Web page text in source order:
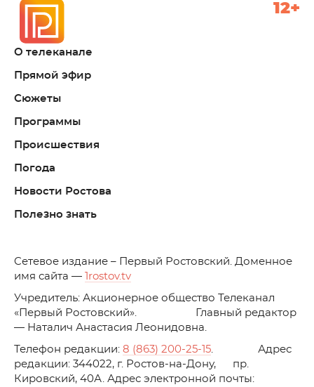
О телеканале
Прямой эфир
Сюжеты
Программы
Происшествия
Погода
Новости Ростова
Полезно знать
12+
Cетевое издание – Первый Ростовский. Доменное
имя сайта —
1rostov.tv
Учредитель: Акционерное общество Телеканал
«Первый Ростовский». Главный редактор
— Наталич Анастасия Леонидовна.
Телефон редакции: 8 (863) 200-25-15. Адрес
редакции: 344022, г. Ростов-на-Дону, пр.
Кировский, 40А. Адрес электронной почты: